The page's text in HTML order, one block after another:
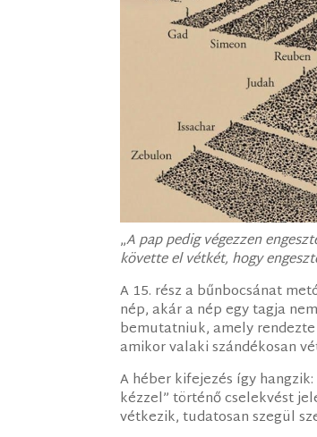
„A pap pedig végezzen
követte el vétkét, hogy
A 15. rész a bűnbocsánat
nép, akár a nép egy tagja
bemutatniuk, amely
amikor valaki szándékosan
kézzel” történő cselekvést
vétkezik, tudatosan szegül